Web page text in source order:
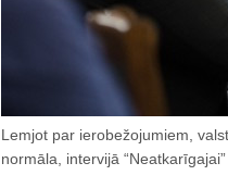
Lemjot par ierobežojumiem,
normāla, intervijā